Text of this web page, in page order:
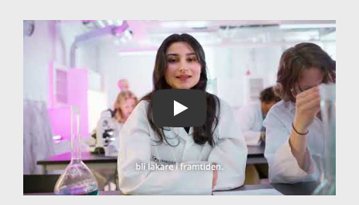
Play Video